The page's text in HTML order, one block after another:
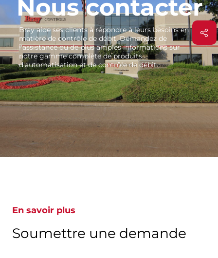
Nous contacter
Bray aide ses clients à répondre à leurs besoins en
matière de contrôle de débit. Demandez de
l'assistance ou de plus amples informations sur
notre gamme complète de produits
d'automatisation et de contrôle de débit.
En savoir plus
Soumettre une demande